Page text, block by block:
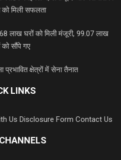
को मिली सफलता
लाख घरों को मिली मंजूरी, 99.07 लाख
को सौंपे गए
क्षेत्रों में सेना तैनात
LINKS
Us Disclosure Form Contact Us